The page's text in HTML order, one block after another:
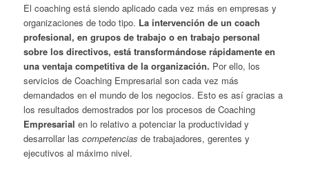
El coaching está siendo aplicado cada vez más en empresas y
organizaciones de todo tipo. La intervención de un coach
profesional, en grupos de trabajo o en trabajo personal
sobre los directivos, está transformándose rápidamente en
una ventaja competitiva de la organización. Por ello, los
servicios de Coaching Empresarial son cada vez más
demandados en el mundo de los negocios. Esto es así gracias a
los resultados demostrados por los procesos de Coaching
Empresarial en lo relativo a potenciar la productividad y
desarrollar las competencias de trabajadores, gerentes y
ejecutivos al máximo nivel.